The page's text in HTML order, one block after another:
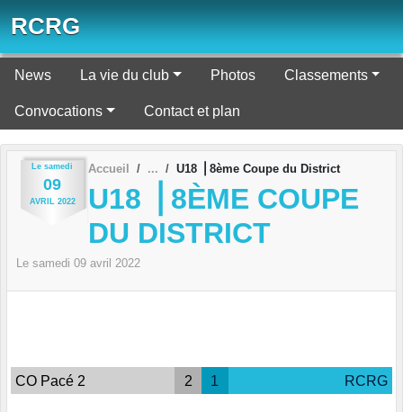
RCRG
News La vie du club Photos Classements
Convocations Contact et plan
Le samedi
09
AVRIL 2022
Accueil U18 ⎪8ème Coupe du District
U18 ⎪8ÈME COUPE
DU DISTRICT
Le samedi 09 avril 2022
CO Pacé 2 2 1 RCRG